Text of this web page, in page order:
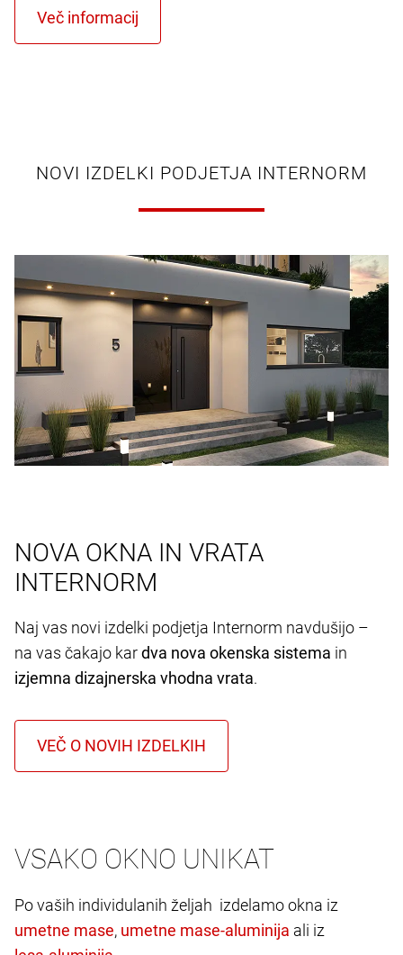
NOVI IZDELKI PODJETJA INTERNORM
NOVA OKNA IN VRATA
INTERNORM
Naj vas novi izdelki podjetja Internorm navdušijo –
na vas čakajo kardva nova okenska sistema in
izjemna dizajnerska vhodna vrata.
VSAKO OKNO UNIKAT
Po vaših individulanih željah izdelamo okna iz
,
ali iz